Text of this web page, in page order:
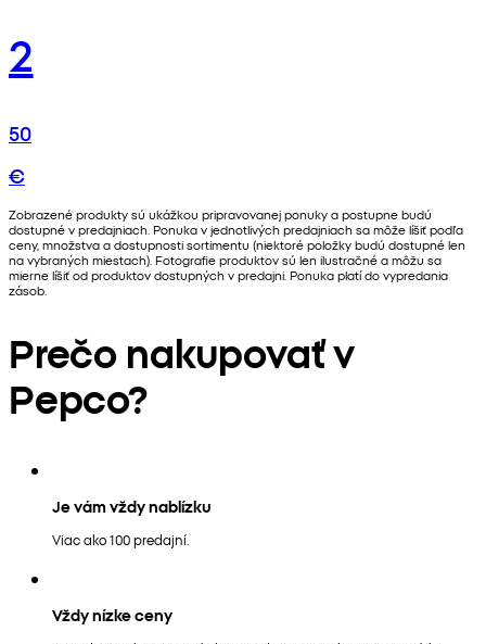
2
50
€
Zobrazené produkty sú ukážkou pripravovanej ponuky a postupne budú
dostupné v predajniach. Ponuka v jednotlivých predajniach sa môže líšiť podľa
ceny, množstva a dostupnosti sortimentu (niektoré položky budú dostupné len
na vybraných miestach). Fotografie produktov sú len ilustračné a môžu sa
mierne líšiť od produktov dostupných v predajni. Ponuka platí do vypredania
zásob.
Prečo nakupovať v
Pepco?
Je vám vždy nablízku
Viac ako 100 predajní.
Vždy nízke ceny